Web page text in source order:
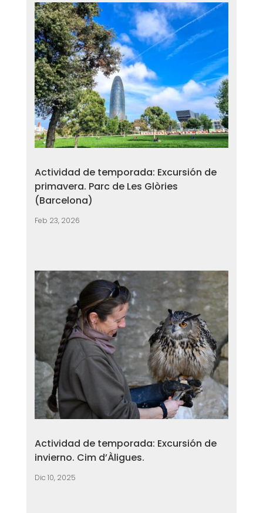
Actividad de temporada: Excursión de
primavera. Parc de Les Glòries
(Barcelona)
Feb 23, 2026
Actividad de temporada: Excursión de
invierno. Cim d’Àligues.
Dic 10, 2025